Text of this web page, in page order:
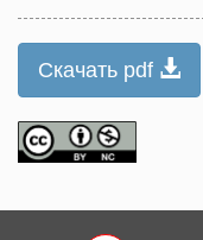
Скачать pdf